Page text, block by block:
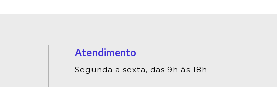
Atendimento
Segunda a sexta, das 9h às 18h